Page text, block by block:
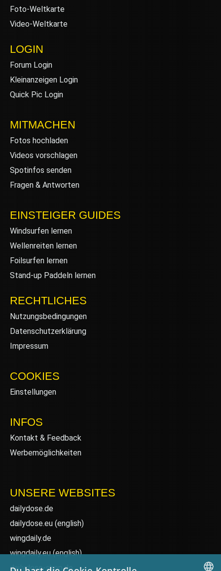
Foto-Weltkarte
Video-Weltkarte
LOGIN
Forum Login
Kleinanzeigen Login
Quick Pic Login
MITMACHEN
Fotos hochladen
Videos vorschlagen
Spotinfos senden
Fragen & Antworten
EINSTEIGER GUIDES
Windsurfen lernen
Wellenreiten lernen
Foilsurfen lernen
Stand-up Paddeln lernen
RECHTLICHES
Nutzungsbedingungen
Datenschutzerklärung
Impressum
COOKIES
Einstellungen
INFOS
Kontakt & Feedback
Werbemöglichkeiten
UNSERE WEBSITES
dailydose.de
dailydose.eu (english)
wingdaily.de
wingdaily.eu(english)
dailydose-shop.de